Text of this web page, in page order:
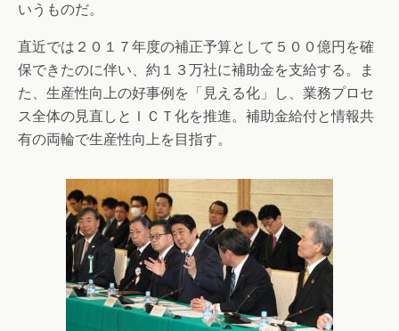
いうものだ。
直近では２０１７年度の補正予算として５００億円を確
保できたのに伴い、約１３万社に補助金を支給する。ま
た、生産性向上の好事例を「見える化」し、業務プロセ
ス全体の見直しとＩＣＴ化を推進。補助金給付と情報共
有の両輪で生産性向上を目指す。